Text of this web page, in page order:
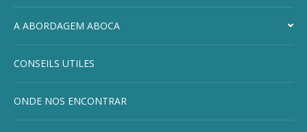
A ABORDAGEM ABOCA
CONSEILS UTILES
ONDE NOS ENCONTRAR